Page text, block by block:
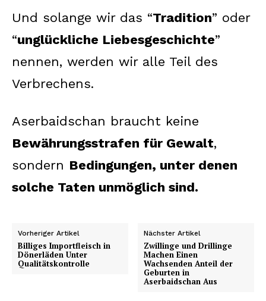
Und solange wir das “Tradition” oder
“unglückliche Liebesgeschichte”
nennen, werden wir alle Teil des
Verbrechens.
Aserbaidschan braucht keine
Bewährungsstrafen für Gewalt,
sondern Bedingungen, unter denen
solche Taten unmöglich sind.
Vorheriger Artikel
Billiges Importfleisch in
Dönerläden Unter
Qualitätskontrolle
Nächster Artikel
Zwillinge und Drillinge
Machen Einen
Wachsenden Anteil der
Geburten in
Aserbaidschan Aus